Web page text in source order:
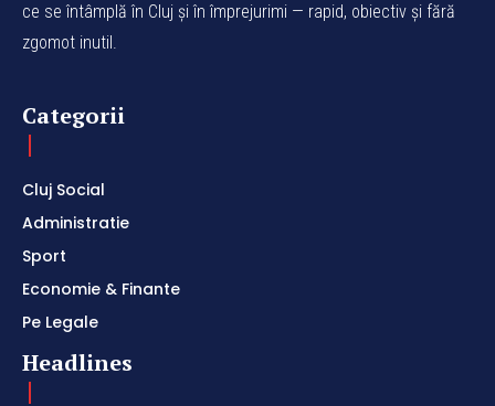
ce se întâmplă în Cluj și în împrejurimi — rapid, obiectiv și fără
zgomot inutil.
Categorii
Cluj Social
Administratie
Sport
Economie & Finante
Pe Legale
Headlines